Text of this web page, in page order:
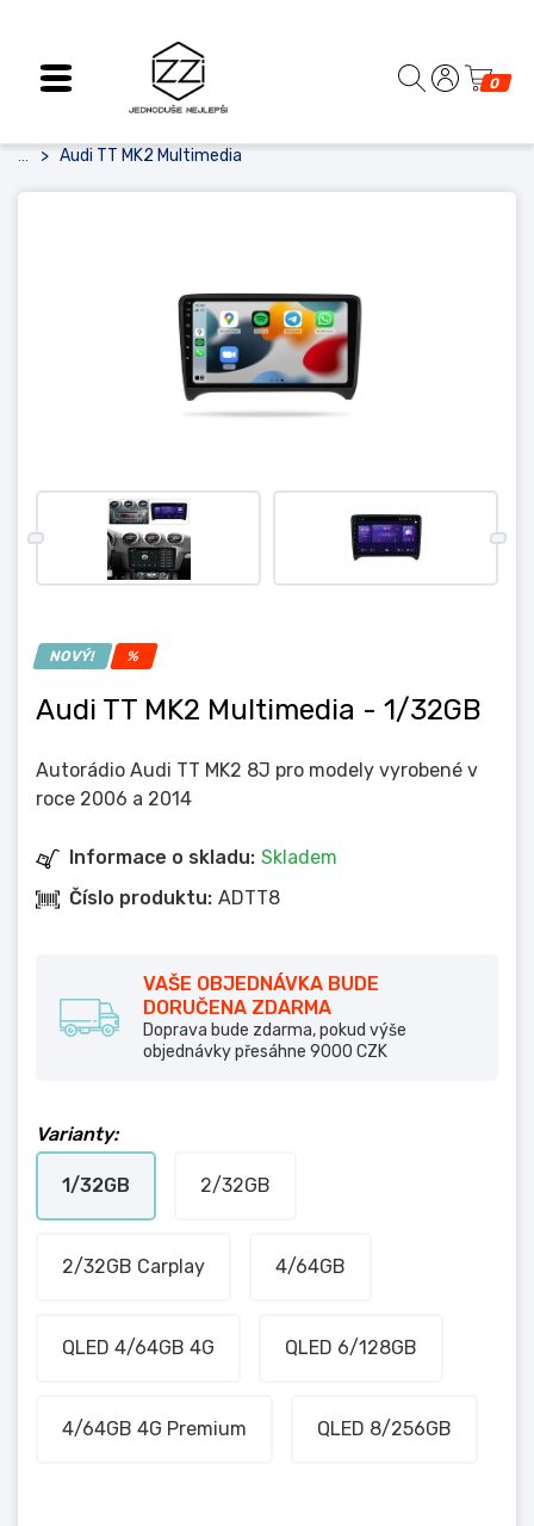
0
Audi TT MK2 Multimedia
NOVÝ! %
Audi TT MK2 Multimedia - 1/32GB
Autorádio Audi TT MK2 8J pro modely vyrobené v
roce 2006 a 2014
Informace o skladu: Skladem
Číslo produktu: ADTT8
VAŠE OBJEDNÁVKA BUDE
DORUČENA ZDARMA
Doprava bude zdarma, pokud výše
objednávky přesáhne 9000 CZK
Varianty:
1/32GB 2/32GB
2/32GB Carplay 4/64GB
QLED 4/64GB 4G QLED 6/128GB
4/64GB 4G Premium QLED 8/256GB